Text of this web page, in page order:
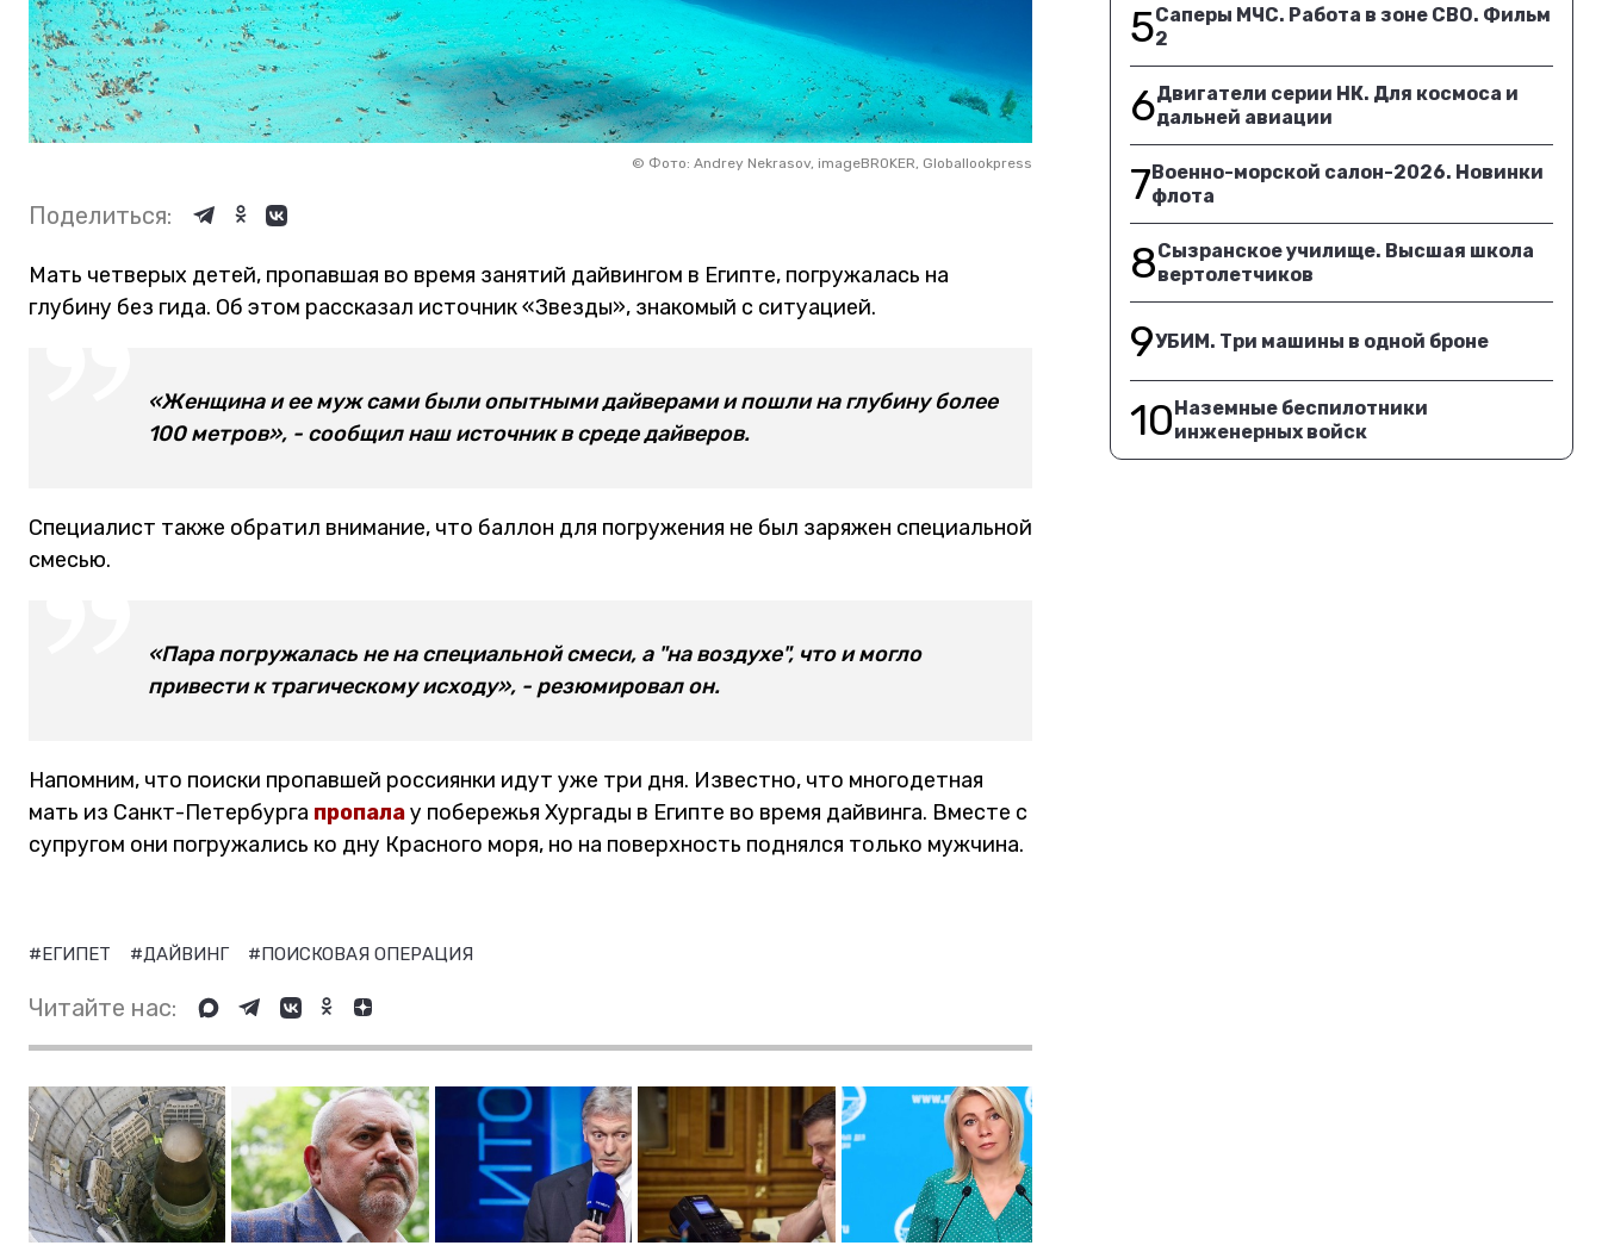
© Фото: Andrey Nekrasov, imageBROKER, Globallookpress
Поделиться:
Мать четверых детей, пропавшая во время занятий дайвингом в Египте, погружалась на
глубину без гида. Об этом рассказал источник «Звезды», знакомый с ситуацией.
«Женщина и ее муж сами были опытными дайверами и пошли на глубину более
100 метров», - сообщил наш источник в среде дайверов.
Специалист также обратил внимание, что баллон для погружения не был заряжен специальной
смесью.
«Пара погружалась не на специальной смеси, а "на воздухе", что и могло
привести к трагическому исходу», - резюмировал он.
Напомним, что поиски пропавшей россиянки идут уже три дня. Известно, что многодетная
мать из Санкт-Петербурга пропалау побережья Хургады в Египте во время дайвинга. Вместе с
супругом они погружались ко дну Красного моря, но на поверхность поднялся только мужчина.
#ЕГИПЕТ #ДАЙВИНГ #ПОИСКОВАЯ ОПЕРАЦИЯ
Читайте нас:
5Саперы МЧС. Работа в зоне СВО. Фильм
2
6Двигатели серии НК. Для космоса и
дальней авиации
7Военно-морской салон-2026. Новинки
флота
8Сызранское училище. Высшая школа
вертолетчиков
9УБИМ. Три машины в одной броне
10Наземные беспилотники
инженерных войск